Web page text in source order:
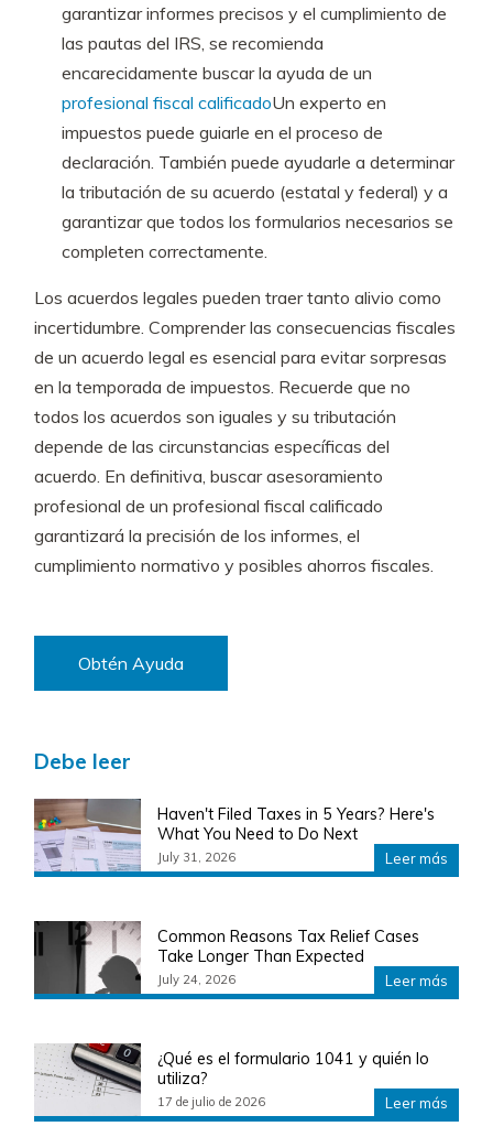
garantizar informes precisos y el cumplimiento de
las pautas del IRS, se recomienda
encarecidamente buscar la ayuda de un
profesional fiscal calificadoUn experto en
impuestos puede guiarle en el proceso de
declaración. También puede ayudarle a determinar
la tributación de su acuerdo (estatal y federal) y a
garantizar que todos los formularios necesarios se
completen correctamente.
Los acuerdos legales pueden traer tanto alivio como
incertidumbre. Comprender las consecuencias fiscales
de un acuerdo legal es esencial para evitar sorpresas
en la temporada de impuestos. Recuerde que no
todos los acuerdos son iguales y su tributación
depende de las circunstancias específicas del
acuerdo. En definitiva, buscar asesoramiento
profesional de un profesional fiscal calificado
garantizará la precisión de los informes, el
cumplimiento normativo y posibles ahorros fiscales.
Obtén Ayuda
Debe leer
Haven't Filed Taxes in 5 Years? Here's
What You Need to Do Next
July 31, 2026 Leer más
Common Reasons Tax Relief Cases
Take Longer Than Expected
July 24, 2026 Leer más
¿Qué es el formulario 1041 y quién lo
utiliza?
17 de julio de 2026 Leer más